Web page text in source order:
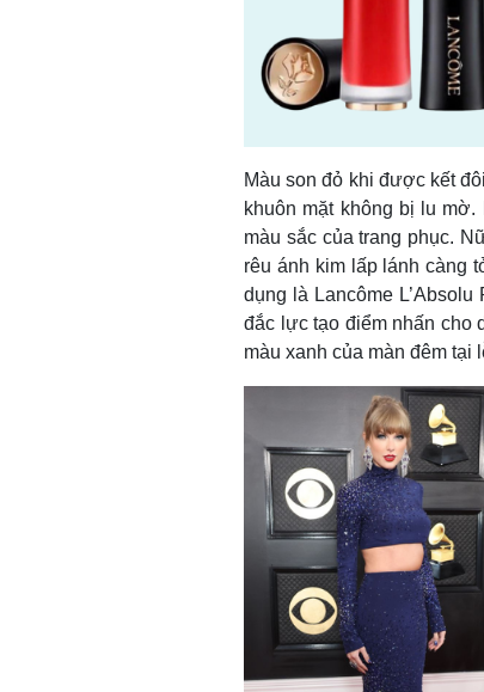
Màu son đỏ khi được kết
khuôn mặt không bị lu
màu sắc của trang phục.
rêu ánh kim lấp lánh càng
dụng là Lancôme
đắc lực tạo điểm nhấn cho
màu xanh của màn đêm tại